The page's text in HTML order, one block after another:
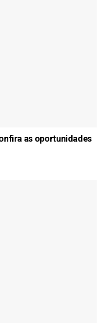
as oportunidades